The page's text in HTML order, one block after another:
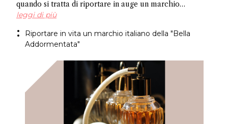
quando si tratta di riportare in auge un marchio
dimenticato. Officina Satine ha radici che risalgono al
riscosso successo commerciale in Italia tra le due
guerre. Ora, un ex dirigente di Fueguia 1833 è alla guida
leggi di più
Riportare in vita un marchio italiano della "Bella
Addormentata"